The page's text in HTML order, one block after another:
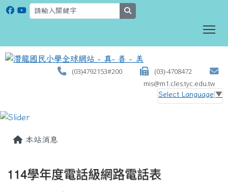
(03)4792153#200
(03)-4708472
mis@m1.cles.tyc.edu.tw
Select Language ▼
本站消息
114學年度電話級網路電話表